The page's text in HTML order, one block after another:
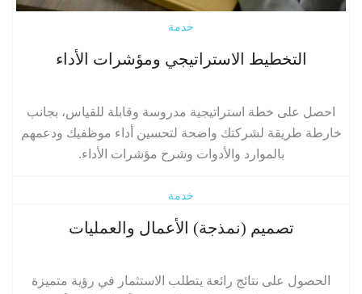
خدمة
التخطيط الاستراتيجي ومؤشرات الأداء
احصل على خطة استراتيجية مدروسة وقابلة للقياس، بجانب
خارطة طريقة لشركتك واضحة لتحسين أداء موظفيك ودعمهم
بالموارد والأدوات وشرح مؤشرات الأداء.
إقرأ المزيد
خدمة
تصميم (نمذجة) الأعمال والعمليات
الحصول على نتائج رائعة يتطلب الاستثمار في رؤية متميزة